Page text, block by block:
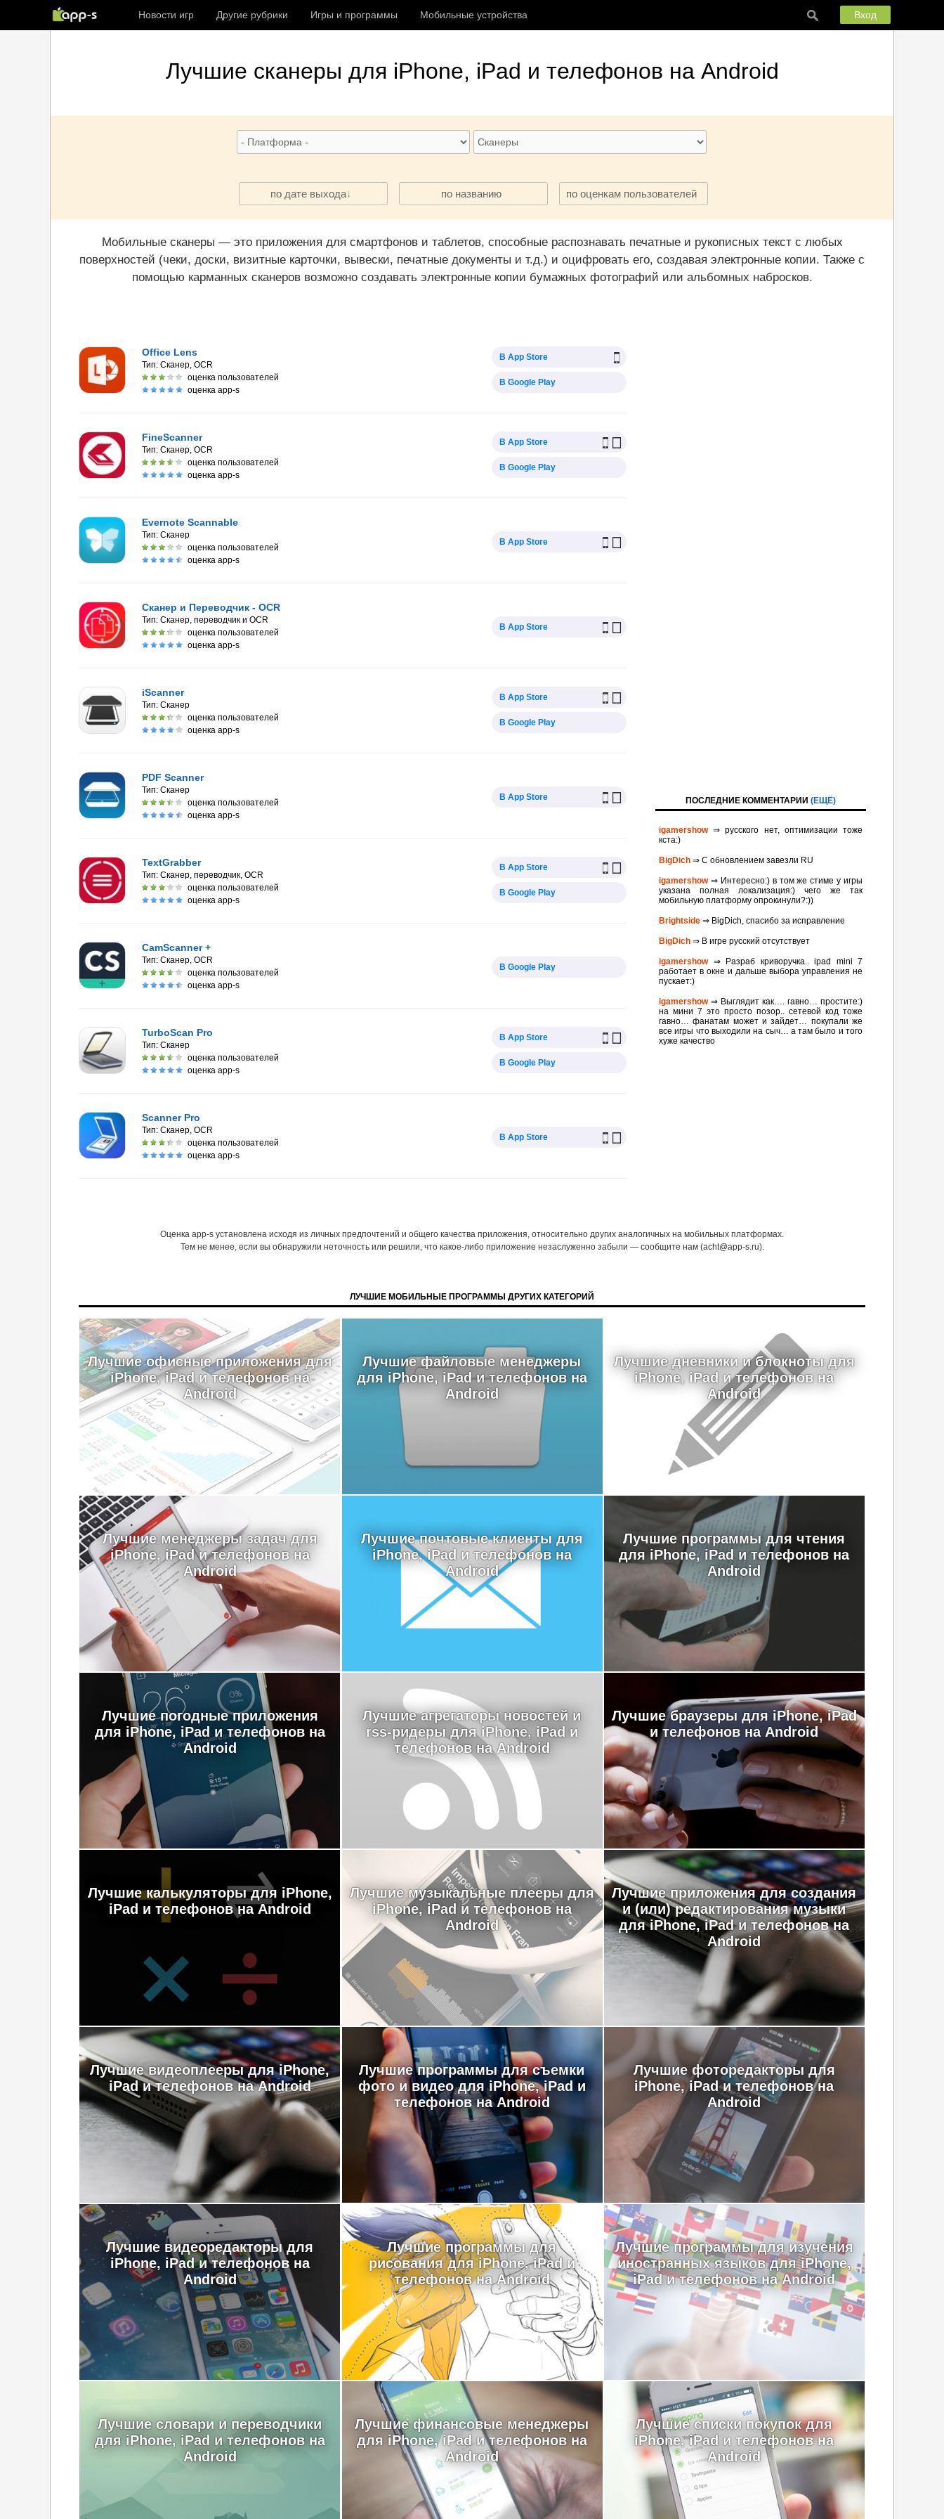
Новости игр Другие рубрики Игры и программы Мобильные устройства Вход
Лучшие сканеры для iPhone, iPad и телефонов на Android
по дате выхода · по названию · по оценкам пользователей
Мобильные сканеры — это приложения для смартфонов и таблетов, способные распознавать печатные и рукописных текст с любых
поверхностей (чеки, доски, визитные карточки, вывески, печатные документы и т.д.) и оцифровать его, создавая электронные копии. Также с
помощью карманных сканеров возможно создавать электронные копии бумажных фотографий или альбомных набросков.
Office Lens
Тип: Сканер, OCR
оценка пользователей
оценка app-s
В App Store
В Google Play
FineScanner
Тип: Сканер, OCR
оценка пользователей
оценка app-s
В App Store
В Google Play
Evernote Scannable
Тип: Сканер
оценка пользователей
оценка app-s
В App Store
Сканер и Перевoдчик - OCR
Тип: Сканер, переводчик и OCR
оценка пользователей
оценка app-s
В App Store
iScanner
Тип: Сканер
оценка пользователей
оценка app-s
В App Store
В Google Play
PDF Scanner
Тип: Сканер
оценка пользователей
оценка app-s
В App Store
TextGrabber
Тип: Сканер, переводчик, OCR
оценка пользователей
оценка app-s
В App Store
В Google Play
CamScanner +
Тип: Сканер, OCR
оценка пользователей
оценка app-s
В Google Play
TurboScan Pro
Тип: Сканер
оценка пользователей
оценка app-s
В App Store
В Google Play
Scanner Pro
Тип: Сканер, OCR
оценка пользователей
оценка app-s
В App Store
ПОСЛЕДНИЕ КОММЕНТАРИИ (ЕЩЁ)
igamershow⇒ русского нет, оптимизации тоже
кста:)
BigDich ⇒ С обновлением завезли RU
igamershow⇒ Интересно:) в том же стиме у игры
указана полная локализация:) чего же так
мобильную платформу опрокинули?:))
Brightside ⇒ BigDich, спасибо за исправление
BigDich ⇒ В игре русский отсутствует
igamershow⇒ Разраб криворучка.. ipad mini 7
работает в окне и дальше выбора управления не
пускает:)
igamershow⇒ Выглядит как…. гавно… простите:)
на мини 7 это просто позор.. сетевой код тоже
гавно… фанатам может и зайдет… покупали же
все игры что выходили на сыч… а там было и того
хуже качество
Оценка app-s установлена исходя из личных предпочтений и общего качества приложения, относительно других аналогичных на мобильных платформах.
Тем не менее, если вы обнаружили неточность или решили, что какое-либо приложение незаслуженно забыли — сообщите нам (acht@app-s.ru).
ЛУЧШИЕ МОБИЛЬНЫЕ ПРОГРАММЫ ДРУГИХ КАТЕГОРИЙ
Лучшие офисные приложения для
iPhone, iPad и телефонов на
Android
Лучшие файловые менеджеры
для iPhone, iPad и телефонов на
Android
Лучшие дневники и блокноты для
iPhone, iPad и телефонов на
Android
Лучшие менеджеры задач для
iPhone, iPad и телефонов на
Android
Лучшие почтовые клиенты для
iPhone, iPad и телефонов на
Android
Лучшие программы для чтения
для iPhone, iPad и телефонов на
Android
Лучшие погодные приложения
для iPhone, iPad и телефонов на
Android
Лучшие агрегаторы новостей и
rss-ридеры для iPhone, iPad и
телефонов на Android
Лучшие браузеры для iPhone, iPad
и телефонов на Android
Лучшие калькуляторы для iPhone,
iPad и телефонов на Android
Лучшие музыкальные плееры для
iPhone, iPad и телефонов на
Android
Лучшие приложения для создания
и (или) редактирования музыки
для iPhone, iPad и телефонов на
Android
Лучшие видеоплееры для iPhone,
iPad и телефонов на Android
Лучшие программы для съемки
фото и видео для iPhone, iPad и
телефонов на Android
Лучшие фоторедакторы для
iPhone, iPad и телефонов на
Android
Лучшие видеоредакторы для
iPhone, iPad и телефонов на
Android
Лучшие программы для
рисования для iPhone, iPad и
телефонов на Android
Лучшие программы для изучения
иностранных языков для iPhone,
iPad и телефонов на Android
Лучшие словари и переводчики
для iPhone, iPad и телефонов на
Android
Лучшие финансовые менеджеры
для iPhone, iPad и телефонов на
Android
Лучшие cписки покупок для
iPhone, iPad и телефонов на
Android